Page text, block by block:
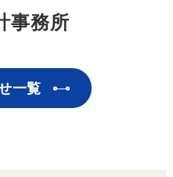
事務所
一覧